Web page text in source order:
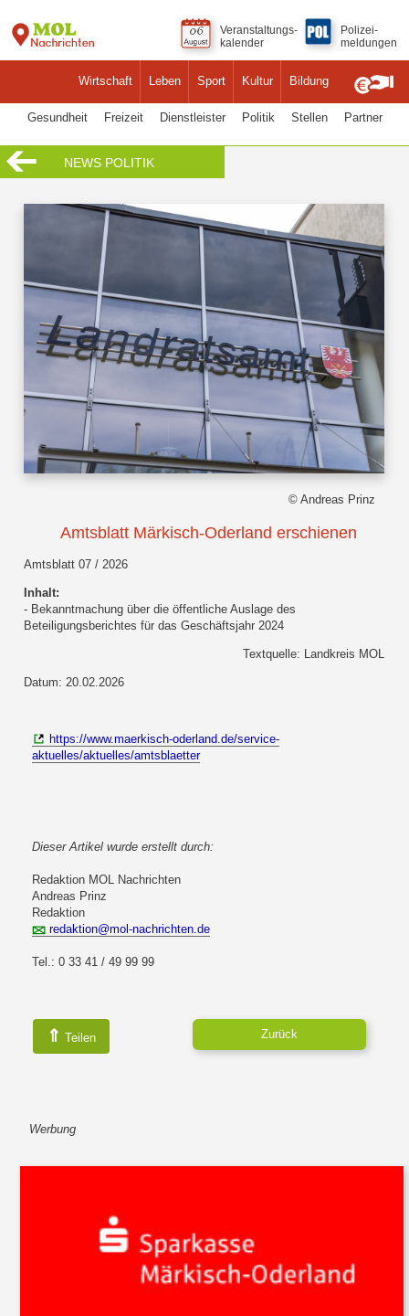
Wirtschaft Leben Sport Kultur Bildung
Veranstaltungs-
kalender
Polizei-
meldungen
Gesundheit Freizeit Dienstleister Politik Stellen Partner
NEWS POLITIK
© Andreas Prinz
Amtsblatt Märkisch-Oderland erschienen
Amtsblatt 07 / 2026
Inhalt:
- Bekanntmachung über die öffentliche Auslage des
Beteiligungsberichtes für das Geschäftsjahr 2024
Textquelle: Landkreis MOL
Datum: 20.02.2026
https://www.maerkisch-oderland.de/service-
aktuelles/aktuelles/amtsblaetter
Dieser Artikel wurde erstellt durch:
Redaktion MOL Nachrichten
Andreas Prinz
Redaktion
redaktion@mol-nachrichten.de
Tel.: 0 33 41 / 49 99 99
⇑ Teilen Zurück
Werbung